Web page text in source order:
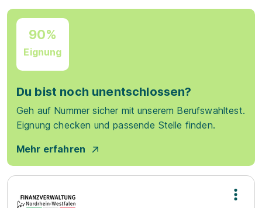
90%
Eignung
Du bist noch unentschlossen?
Geh auf Nummer sicher mit unserem Berufswahltest.
Eignung checken und passende Stelle finden.
Mehr erfahren